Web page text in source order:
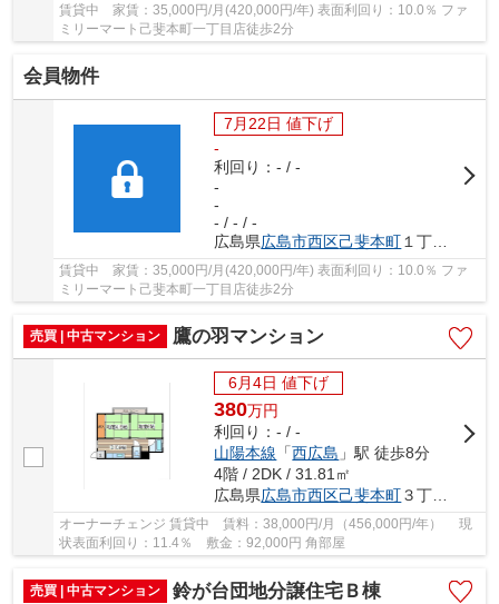
賃貸中 家賃：35,000円/月(420,000円/年) 表面利回り：10.0％ ファ
ミリーマート己斐本町一丁目店徒歩2分
会員物件
7月22日 値下げ
-
利回り：- / -
-
-
- / - / -
広島県広島市西区己斐本町 １丁目23-15
賃貸中 家賃：35,000円/月(420,000円/年) 表面利回り：10.0％ ファ
ミリーマート己斐本町一丁目店徒歩2分
売買 | 中古マンション 鷹の羽マンション
6月4日 値下げ
380万円
利回り：- / -
山陽本線 「西広島 」駅 徒歩8分
4階 / 2DK / 31.81㎡
広島県広島市西区己斐本町３丁目19-10
オーナーチェンジ 賃貸中 賃料：38,000円/月（456,000円/年） 現
状表面利回り：11.4％ 敷金：92,000円 角部屋
売買 | 中古マンション 鈴が台団地分譲住宅Ｂ棟